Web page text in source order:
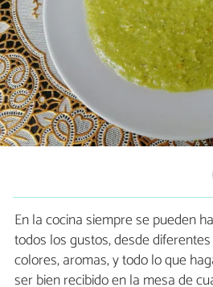
En la cocina siempre se pueden
todos los gustos, desde
colores, aromas, y todo lo que
ser bien recibido en la mesa de